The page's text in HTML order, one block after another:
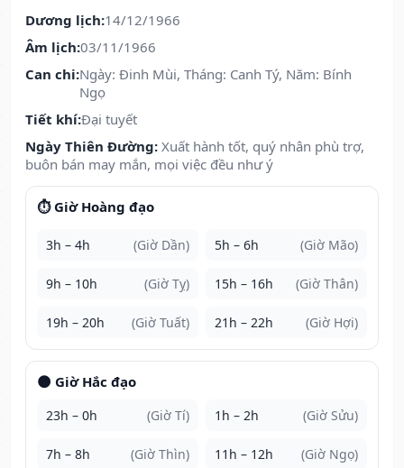
Dương lịch:14/12/1966
Âm lịch:03/11/1966
Can chi:Ngày: Đinh Mùi, Tháng: Canh Tý, Năm: Bính
Ngọ
Tiết khí:Đại tuyết
Ngày Thiên Đường: Xuất hành tốt, quý nhân phù trợ,
buôn bán may mắn, mọi việc đều như ý
⏱️ Giờ Hoàng đạo
3h – 4h (Giờ Dần) 5h – 6h (Giờ Mão)
9h – 10h (Giờ Tỵ) 15h – 16h (Giờ Thân)
19h – 20h (Giờ Tuất) 21h – 22h (Giờ Hợi)
🌑 Giờ Hắc đạo
23h – 0h (Giờ Tí) 1h – 2h (Giờ Sửu)
7h – 8h (Giờ Thìn) 11h – 12h (Giờ Ngọ)